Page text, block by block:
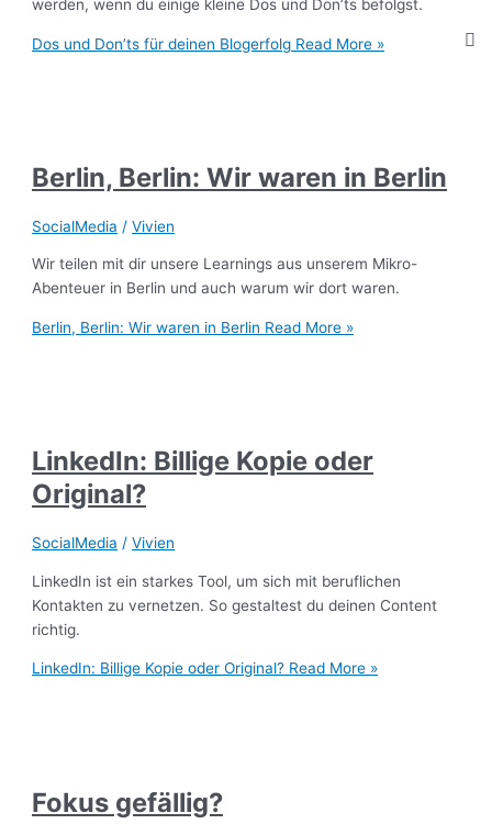
werden, wenn du einige kleine Dos und Don’ts befolgst.
Dos und Don’ts für deinen Blogerfolg Read More »
Berlin, Berlin: Wir waren in Berlin
SocialMedia /Vivien
Wir teilen mit dir unsere Learnings aus unserem Mikro-
Abenteuer in Berlin und auch warum wir dort waren.
Berlin, Berlin: Wir waren in Berlin Read More »
LinkedIn: Billige Kopie oder
Original?
SocialMedia /Vivien
LinkedIn ist ein starkes Tool, um sich mit beruflichen
Kontakten zu vernetzen. So gestaltest du deinen Content
richtig.
LinkedIn: Billige Kopie oder Original? Read More »
Fokus gefällig?